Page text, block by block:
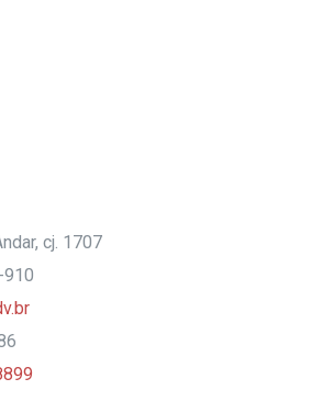
cj. 1707
910